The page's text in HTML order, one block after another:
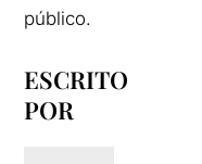
público.
ESCRITO
POR